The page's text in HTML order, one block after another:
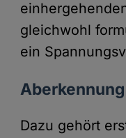
gleichwohl
ein
Dazu gehört